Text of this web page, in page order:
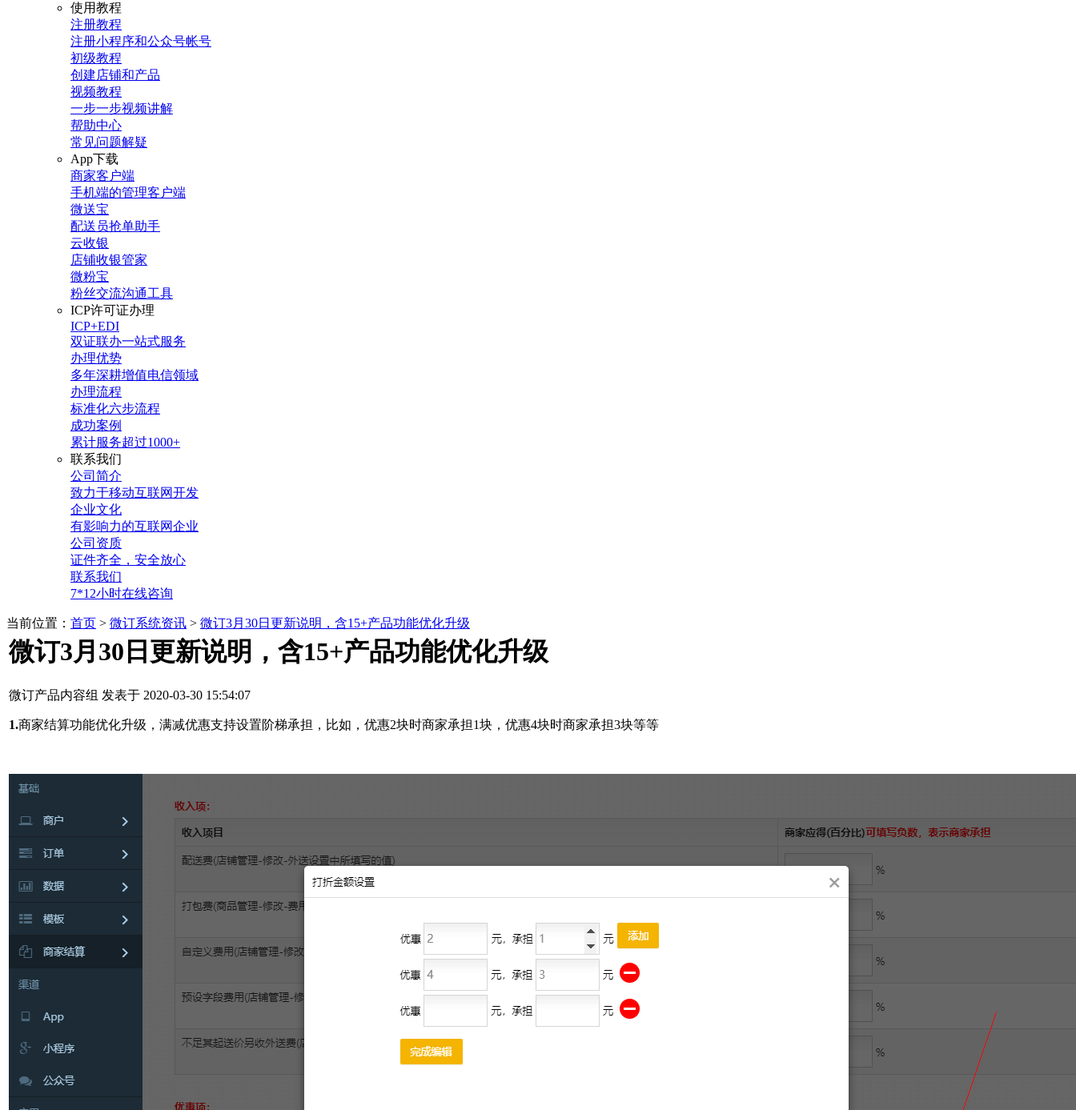
使用教程
注册教程
注册小程序和公众号帐号
初级教程
创建店铺和产品
视频教程
一步一步视频讲解
帮助中心
常见问题解疑
App下载
商家客户端
手机端的管理客户端
微送宝
配送员抢单助手
云收银
店铺收银管家
微粉宝
粉丝交流沟通工具
ICP许可证办理
ICP+EDI
双证联办一站式服务
办理优势
多年深耕增值电信领域
办理流程
标准化六步流程
成功案例
累计服务超过1000+
联系我们
公司简介
致力于移动互联网开发
企业文化
有影响力的互联网企业
公司资质
证件齐全，安全放心
联系我们
7*12小时在线咨询
当前位置： 首页 > 微订系统资讯 > 微订3月30日更新说明，含15+产品功能优化升级
微订3月30日更新说明，含15+产品功能优化升级
微订产品内容组 发表于 2020-03-30 15:54:07
1.商家结算功能优化升级，满减优惠支持设置阶梯承担，比如，优惠2块时商家承担1块，优惠4块时商家承担3块等等